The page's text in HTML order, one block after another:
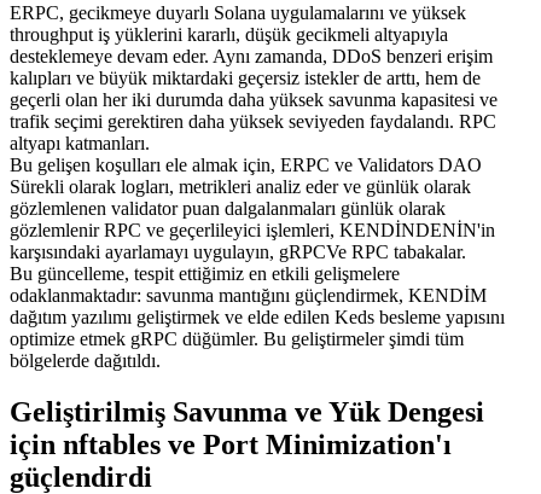
ERPC, gecikmeye duyarlı Solana uygulamalarını ve yüksek
throughput iş yüklerini kararlı, düşük gecikmeli altyapıyla
desteklemeye devam eder. Aynı zamanda, DDoS benzeri erişim
kalıpları ve büyük miktardaki geçersiz istekler de arttı, hem de
geçerli olan her iki durumda daha yüksek savunma kapasitesi ve
trafik seçimi gerektiren daha yüksek seviyeden faydalandı. RPC
altyapı katmanları.
Bu gelişen koşulları ele almak için, ERPC ve Validators DAO
Sürekli olarak logları, metrikleri analiz eder ve günlük olarak
gözlemlenen validator puan dalgalanmaları günlük olarak
gözlemlenir RPC ve geçerlileyici işlemleri, KENDİNDENİN'in
karşısındaki ayarlamayı uygulayın, gRPCVe RPC tabakalar.
Bu güncelleme, tespit ettiğimiz en etkili gelişmelere
odaklanmaktadır: savunma mantığını güçlendirmek, KENDİM
dağıtım yazılımı geliştirmek ve elde edilen Keds besleme yapısını
optimize etmek gRPC düğümler. Bu geliştirmeler şimdi tüm
bölgelerde dağıtıldı.
Geliştirilmiş Savunma ve Yük Dengesi
için nftables ve Port Minimization'ı
güçlendirdi